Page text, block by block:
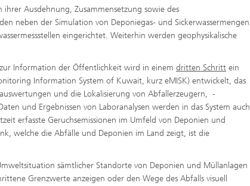
Ausdehnung, Zusammensetzung sowie des
neben der Simulation von Deponiegas- und Sickerwassermengen
eingerichtet. Weiterhin werden geophysikalische
Information der Öffentlichkeit wird in einem dritten Schritt ein
Information System of Kuwait, kurz eMISK) entwickelt, das
und die Lokalisierung von Abfallerzeugern, -
und Ergebnissen von Laboranalysen werden in das System auch
erfasste Geruchsemissionen im Umfeld von Deponien und
welche die Abfälle und Deponien im Land zeigt, ist die
sämtlicher Standorte von Deponien und Müllanlagen
Grenzwerte anzeigen oder den Wege des Abfalls visuell